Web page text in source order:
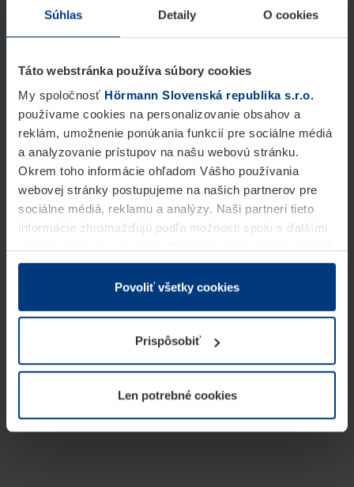
Súhlas Detaily O cookies
Táto webstránka používa súbory cookies
My spoločnosť Hörmann Slovenská republika s.r.o.
používame cookies na personalizovanie obsahov a
reklám, umožnenie ponúkania funkcií pre sociálne médiá
a analyzovanie prístupov na našu webovú stránku.
Okrem toho informácie ohľadom Vášho používania
webovej stránky postupujeme na našich partnerov pre
sociálne médiá, reklamu a analýzy. Naši partneri tieto
informácie zhromažďujú podľa možnosti spolu s ďalšími
v rámci Vášho využívania služieb.
Z právneho hľadiska môžeme cookies ukladať na Vašom
prevádzku tejto stránky. Pre všetky ostatné typy cookie
potrebujeme Vaše povolenie. Vaše povolenie môžete
kedykoľvek zmeniť alebo odvolať vo vysvetlení cookie
našej webovej stránky.
Povoliť všetky cookies
Prispôsobiť
Len potrebné cookies